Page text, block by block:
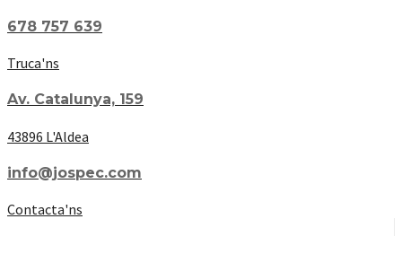
678 757 639
Truca'ns
Av. Catalunya, 159
43896 L'Aldea
info@jospec.com
Contacta'ns